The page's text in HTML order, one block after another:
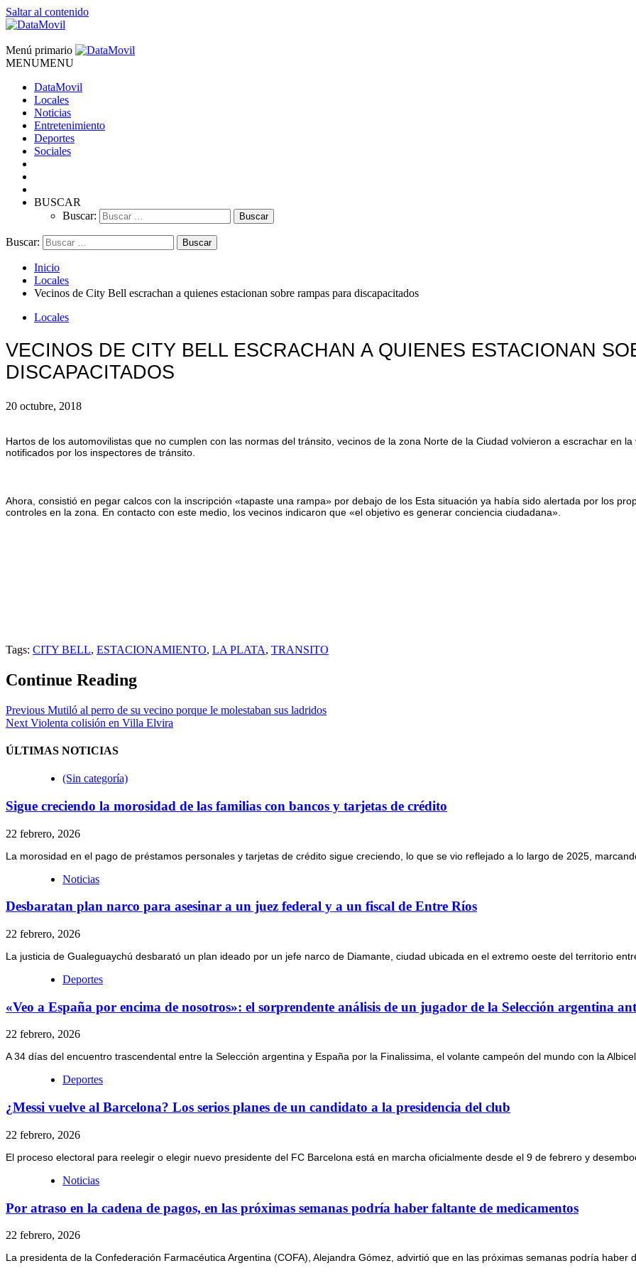
Saltar al contenido
DataMovil
Noticias al alcance de tu mano
Menú primario
MENUMENU
DataMovil
Locales
Noticias
Entretenimiento
Deportes
Sociales
BUSCAR
Buscar:
Buscar:
Inicio
Locales
Vecinos de City Bell escrachan a quienes estacionan sobre rampas para discapacitados
Locales
VECINOS DE CITY BELL ESCRACHAN A QUIENES ESTACIONAN
DISCAPACITADOS
20 octubre, 2018
Hartos de los automovilistas que no cumplen con las normas del tránsito, vecinos de la zona Norte de la Ciudad volvieron a escrachar en
notificados por los inspectores de tránsito.
Ahora, consistió en pegar calcos con la inscripción «tapaste una rampa» por debajo de los Esta situación ya había sido alertada por los
controles en la zona. En contacto con este medio, los vecinos indicaron que «el objetivo es generar conciencia ciudadana».
Tags: CITY BELL, ESTACIONAMIENTO, LA PLATA, TRANSITO
Continue Reading
Previous Mutiló al perro de su vecino porque le molestaban sus ladridos
Next Violenta colisión en Villa Elvira
ÚLTIMAS NOTICIAS
(Sin categoría)
Sigue creciendo la morosidad de las familias con bancos y tarjetas de crédito
22 febrero, 2026
La morosidad en el pago de préstamos personales y tarjetas de crédito sigue creciendo, lo que se vio reflejado a lo largo de 2025,
Noticias
Desbaratan plan narco para asesinar a un juez federal y a un fiscal de Entre Ríos
22 febrero, 2026
La justicia de Gualeguaychú desbarató un plan ideado por un jefe narco de Diamante, ciudad ubicada en el extremo oeste del territorio
Deportes
«Veo a España por encima de nosotros»: el sorprendente análisis de un jugador de la Selección argentina
22 febrero, 2026
A 34 días del encuentro trascendental entre la Selección argentina y España por la Finalissima, el volante campeón del mundo con la
Deportes
¿Messi vuelve al Barcelona? Los serios planes de un candidato a la presidencia del club
22 febrero, 2026
El proceso electoral para reelegir o elegir nuevo presidente del FC Barcelona está en marcha oficialmente desde el 9 de febrero y
Noticias
Por atraso en la cadena de pagos, en las próximas semanas podría haber faltante de medicamentos
22 febrero, 2026
La presidenta de la Confederación Farmacéutica Argentina (COFA), Alejandra Gómez, advirtió que en las próximas semanas podría